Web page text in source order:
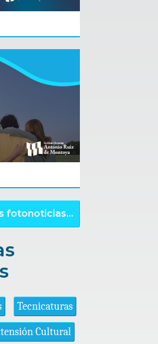
fotonoticias...
Tecnicaturas
Cultural